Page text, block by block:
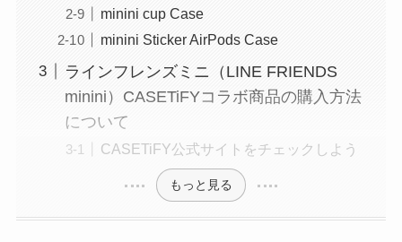
minini cup Case
minini Sticker AirPods Case
ラインフレンズミニ（LINE FRIENDS
minini）CASETiFYコラボ商品の購入方法
について
CASETiFY公式サイトをチェックしよう
もっと見る